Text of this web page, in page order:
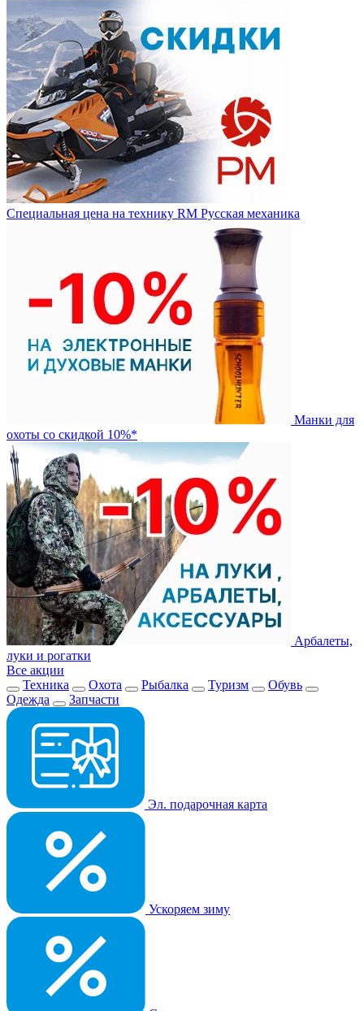
Специальная цена на технику RM Русская механика
Манки для
охоты со скидкой 10%*
Арбалеты,
луки и рогатки
Все акции
Техника
Охота Рыбалка Туризм
Обувь
Одежда
Запчасти
Эл. подарочная карта
Ускоряем зиму